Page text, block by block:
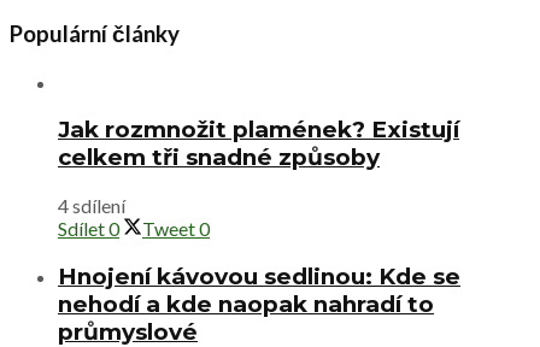
Populární články
Jak rozmnožit plamének? Existují
celkem tři snadné způsoby
4 sdílení
Sdílet0 Tweet0
Hnojení kávovou sedlinou: Kde se
nehodí a kde naopak nahradí to
průmyslové